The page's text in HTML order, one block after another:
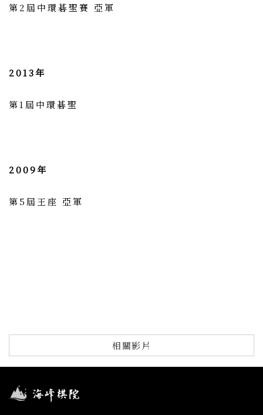
第2屆中環碁聖賽 亞軍
2013年
第1屆中環碁聖
2009年
第5屆王座 亞軍
相關影片